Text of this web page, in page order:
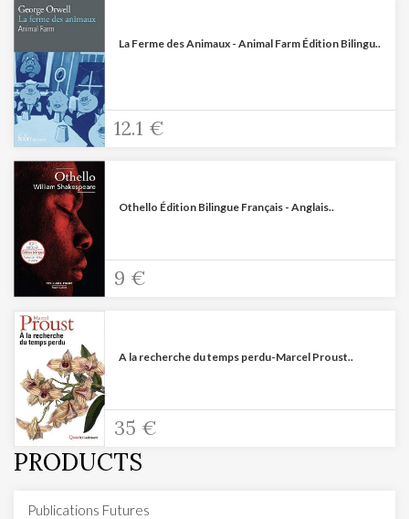
La Ferme des Animaux - Animal Farm Édition Bilingu..
12.1 €
Othello Édition Bilingue Français - Anglais..
9 €
A la recherche du temps perdu-Marcel Proust..
35 €
PRODUCTS
Publications Futures